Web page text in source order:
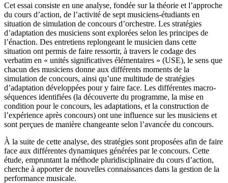
Cet essai consiste en une analyse, fondée sur la théorie et l’approche
du cours d’action, de l’activité de sept musiciens-étudiants en
situation de simulation de concours d’orchestre. Les stratégies
d’adaptation des musiciens sont explorées selon les principes de
l’énaction. Des entretiens replongeant le musicien dans cette
situation ont permis de faire ressortir, à travers le codage des
verbatim en « unités significatives élémentaires » (USE), le sens que
chacun des musiciens donne aux différents moments de la
simulation de concours, ainsi qu’une multitude de stratégies
d’adaptation développées pour y faire face. Les différentes macro-
séquences identifiées (la découverte du programme, la mise en
condition pour le concours, les adaptations, et la construction de
l’expérience après concours) ont une influence sur les musiciens et
sont perçues de manière changeante selon l’avancée du concours.
À la suite de cette analyse, des stratégies sont proposées afin de faire
face aux différentes dynamiques générées par le concours. Cette
étude, empruntant la méthode pluridisciplinaire du cours d’action,
cherche à apporter de nouvelles connaissances dans la gestion de la
performance musicale.